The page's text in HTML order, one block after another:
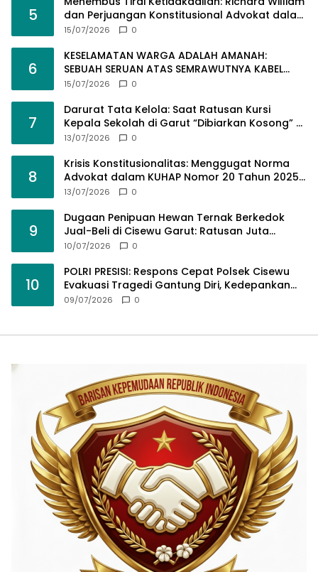
5
dan Perjuangan Konstitusional Advokat dalam
KUHAP Baru
15/07/2026 0
6
KESELAMATAN WARGA ADALAH AMANAH:
SEBUAH SERUAN ATAS SEMRAWUTNYA KABEL
UTILITAS
15/07/2026 0
7
Darurat Tata Kelola: Saat Ratusan Kursi
Kepala Sekolah di Garut “Dibiarkan Kosong” di
Tengah Tumpukan Guru Kompeten
13/07/2026 0
8
Krisis Konstitusionalitas: Menggugat Norma
Advokat dalam KUHAP Nomor 20 Tahun 2025
demi Keadilan yang Bermartabat
13/07/2026 0
9
Dugaan Penipuan Hewan Ternak Berkedok
Jual-Beli di Cisewu Garut: Ratusan Juta
Rupiah Raib, BK-RI Desak Polda Jabar Turun
10/07/2026 0
10
POLRI PRESISI: Respons Cepat Polsek Cisewu
Evakuasi Tragedi Gantung Diri, Kedepankan
Pendekatan Spiritual dan Hukum Demi Jaga
09/07/2026 0